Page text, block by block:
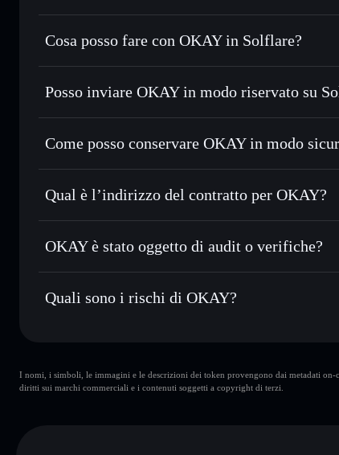
OKAY non è verificato
Cosa posso fare con OKAY in Solflare?
OKAY
wallet Solflare
Scambiare istantaneamente— scambia OKAY in
Usare il DCA— applica la strategia dollar-cost
Inviare in modo riservato— trasferisci OKAY senza
privacy incorporato di Solflare
esclusivo controllo delle tue chiavi private
Posso inviare OKAY in modo riservato su
Aggregatore di privacy
Come posso conservare OKAY in modo
OKAY
Qual è l’indirizzo del contratto per OKAY?
OKAY
OKAY è stato oggetto di audit o verifiche?
OKAY non è verificato
Quali sono i rischi di OKAY?
(autorità di congelamento)
OKAY
I nomi, i simboli, le immagini e le descrizioni dei token provengono dai metadati
diritti sui marchi commerciali e i contenuti soggetti a copyright di terzi.